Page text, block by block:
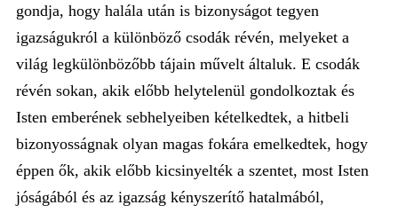
gondja, hogy halála után is bizonyságot tegyen
igazságukról a különböző csodák révén, melyeket a
világ legkülönbözőbb tájain művelt általuk. E csodák
révén sokan, akik előbb helytelenül gondolkoztak és
Isten emberének sebhelyeiben kételkedtek, a hitbeli
bizonyosságnak olyan magas fokára emelkedtek, hogy
éppen ők, akik előbb kicsinyelték a szentet, most Isten
jóságából és az igazság kényszerítő hatalmából,